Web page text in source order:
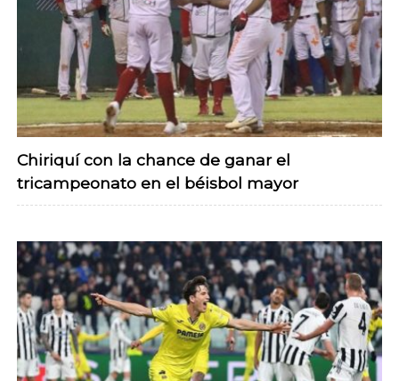
Chiriquí con la chance de ganar el
tricampeonato en el béisbol mayor